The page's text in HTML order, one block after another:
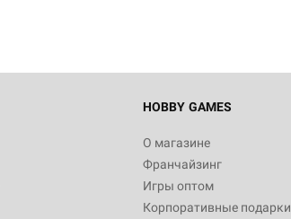
HOBBY GAMES
О магазине
Франчайзинг
Игры оптом
Корпоративные подарки